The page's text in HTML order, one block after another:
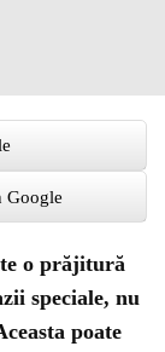
Google
o prăjitură
speciale, nu
poate